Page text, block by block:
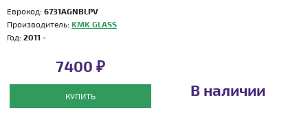
Еврокод: 6731AGNBLPV
Производитель: KMK GLASS
Год: 2011 -
7400 ₽
КУПИТЬ В наличии